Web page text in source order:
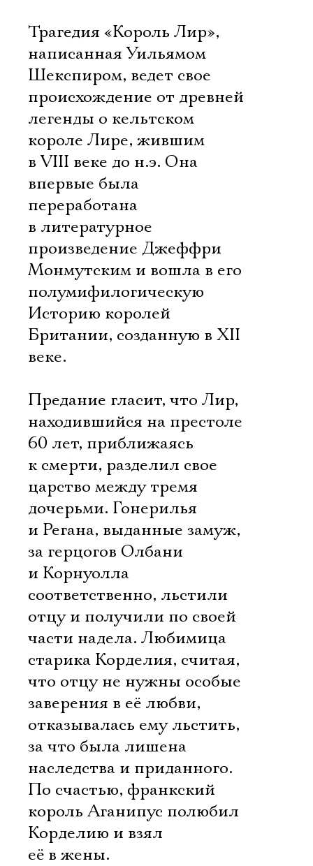
Трагедия «Король Лир»,
написанная Уильямом
Шекспиром, ведет свое
происхождение от древней
легенды о кельтском
короле Лире, жившим
в VIII веке до н.э. Она
впервые была
переработана
в литературное
произведение Джеффри
Монмутским и вошла в его
полумифилогическую
Историю королей
Британии, созданную в XII
веке.
Предание гласит, что Лир,
находившийся на престоле
60 лет, приближаясь
к смерти, разделил свое
царство между тремя
дочерьми. Гонерилья
и Регана, выданные замуж,
за герцогов Олбани
и Корнуолла
соответственно, льстили
отцу и получили по своей
части надела. Любимица
старика Корделия, считая,
что отцу не нужны особые
заверения в её любви,
отказывалась ему льстить,
за что была лишена
наследства и приданного.
По счастью, франкский
король Аганипус полюбил
Корделию и взял
её в жены.